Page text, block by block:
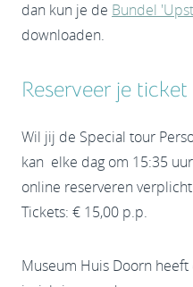
dan kun je de Bundel
downloaden.
Reserveer je
Wil jij de Special tour
kan elke dag om 15:35
online reserveren
Tickets: € 15,00 p.p.
Museum Huis Doorn